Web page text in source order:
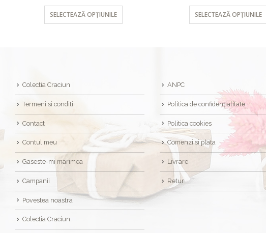
SELECTEAZĂ OPȚIUNILE SELECTEAZĂ OPȚIUNILE
Colectia Craciun
Termeni si conditii
Contact
Contul meu
Gaseste-mi marimea
Campanii
Povestea noastra
Colectia Craciun
ANPC
Politica de confidențialitate
Politica cookies
Comenzi si plata
Livrare
Retur